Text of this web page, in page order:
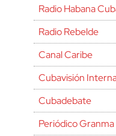
Radio Habana
Radio Rebelde
Canal Caribe
Cubavisión
Cubadebate
Periódico Granma